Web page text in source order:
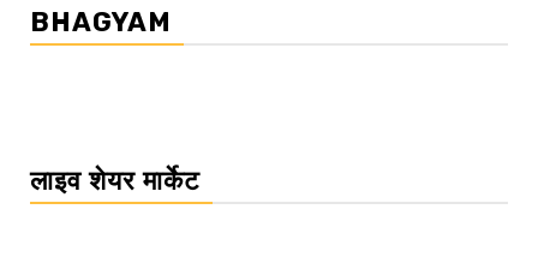
BHAGYAM
लाइव शेयर मार्केट